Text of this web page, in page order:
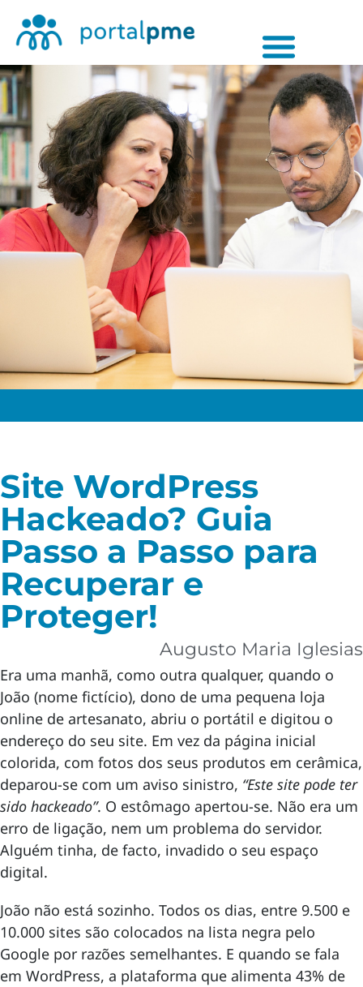
Site WordPress
Hackeado? Guia
Passo a Passo para
Recuperar e
Proteger!
Augusto Maria Iglesias
Era uma manhã, como outra qualquer, quando o
João (nome fictício), dono de uma pequena loja
online de artesanato, abriu o portátil e digitou o
endereço do seu site. Em vez da página inicial
colorida, com fotos dos seus produtos em cerâmica,
deparou-se com um aviso sinistro, “Este site pode ter
sido hackeado”. O estômago apertou-se. Não era um
erro de ligação, nem um problema do servidor.
Alguém tinha, de facto, invadido o seu espaço
digital.
João não está sozinho. Todos os dias, entre 9.500 e
10.000 sites são colocados na lista negra pelo
Google por razões semelhantes. E quando se fala
em WordPress, a plataforma que alimenta 43% de